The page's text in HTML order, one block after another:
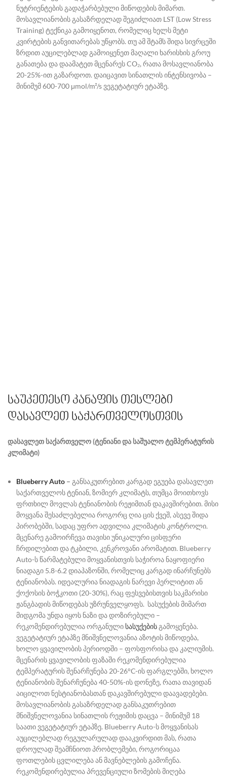
ნუტრიენტების გადაჭარბებული მიწოდების მიმართ.
მოსავლიანობის გასაზრდელად შეგიძლიათ LST (Low Stress
Training) ტექნიკა გამოიყენოთ, რომელიც ხელს მეტი
კვირტების განვითარებას უწყობს. თუ ამ შტამს შიდა სივრცეში
ზრდით აუცილებლად გამოიყენეთ მაღალი ხარისხის გროუ
განათება და დაამატეთ მცენარეს CO₂, რათა მოსავლიანობა
20-25%-ით გაზარდოთ. დაიცავით სინათლის ინტენსივობა –
მინიმუმ 600-700 μmol/m²/s ვეგეტატიურ ეტაპზე.
საუკეთესო კანაფის თესლები
დასავლეთ საქართველოსთვის
დასავლეთ საქართველო (ტენიანი და საშუალო ტემპერატურის
კლიმატი)
Blueberry Auto – განსაკუთრებით კარგად ეგუება დასავლეთ
საქართველოს ტენიან, ზომიერ კლიმატს, თუმცა მოითხოვს
ფრთხილ მოვლას ტენიანობის რეჟიმთან დაკავშირებით. მისი
მოყვანა შესაძლებელია როგორც ღია ცის ქვეშ, ასევე შიდა
პირობებში, სადაც უფრო ადვილია კლიმატის კონტროლი.
მცენარე გამოირჩევა თავისი უნიკალური ცისფერი
ჩრდილებით და ტკბილი, კენკროვანი არომატით. Blueberry
Auto-ს წარმატებული მოყვანისთვის საჭიროა ნაყოფიერი
ნიადაგი 5.8-6.2 დიაპაზონში, რომელიც კარგად ინარჩუნებს
ტენიანობას. იდეალურია ნიადაგის ნარევი პერლიტით ან
ქოქოსის ბოჭკოთი (20-30%), რაც ფესვებისთვის საკმარისი
ჟანგბადის მიწოდებას უზრუნველყოფს. სასუქების მიმართ
მიდგომა უნდა იყოს ნაზი და დოზირებული –
რეკომენდირებულია ორგანული სასუქებისგამოყენება.
ვეგეტატიურ ეტაპზე მნიშვნელოვანია აზოტის მიწოდება,
ხოლო ყვავილობის პერიოდში – ფოსფორისა და კალიუმის.
მცენარის ყვავილობის ფაზაში რეკომენდირებულია
ტემპერატურის შენარჩუნება 20-26°C-ის ფარგლებში, ხოლო
ტენიანობის შენარჩუნება 40-50%-ის დონეზე, რათა თავიდან
აიცილოთ ნესტიანობასთან დაკავშირებული დაავადებები.
მოსავლიანობის გასაზრდელად განსაკუთრებით
მნიშვნელოვანია სინათლის რეჟიმის დაცვა – მინიმუმ 18
საათი ვეგეტატიურ ეტაპზე. Blueberry Auto-ს მოყვანისას
აუცილებლად რეგულარულად დააკვირდით მას, რათა
დროულად შეამჩნიოთ პრობლემები, როგორიცაა
ფოთლების ცვლილება ან მავნებლების გამოჩენა.
რეკომენდირებულია პრევენციული ზომების მიღება